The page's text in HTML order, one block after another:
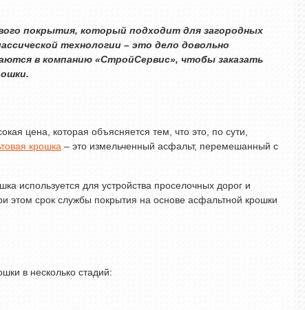
покрытия, который подходит для загородных
технологии – это дело довольно
в компанию «СтройСервис», чтобы заказать
цена, которая объясняется тем, что это, по сути,
крошка – это измельченный асфальт, перемешанный с
используется для устройства проселочных дорог и
этом срок службы покрытия на основе асфальтной крошки
в несколько стадий: